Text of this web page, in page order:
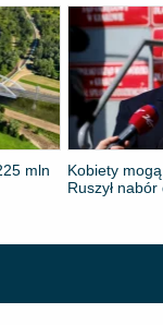
mln
Kobiety
Ruszył